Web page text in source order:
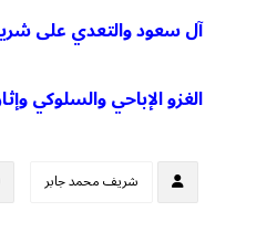
آل سعود والتعدي على
الغزو الإباحي والسلوكي
شريف محمد جابر